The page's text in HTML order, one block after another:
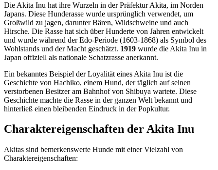
Die Akita Inu hat ihre Wurzeln in der Präfektur Akita, im Norden
Japans. Diese Hunderasse wurde ursprünglich verwendet, um
Großwild zu jagen, darunter Bären, Wildschweine und auch
Hirsche. Die Rasse hat sich über Hunderte von Jahren entwickelt
und wurde während der Edo-Periode (1603-1868) als Symbol des
Wohlstands und der Macht geschätzt. 1919 wurde die Akita Inu in
Japan offiziell als nationale Schatzrasse anerkannt.
Ein bekanntes Beispiel der Loyalität eines Akita Inu ist die
Geschichte von Hachiko, einem Hund, der täglich auf seinen
verstorbenen Besitzer am Bahnhof von Shibuya wartete. Diese
Geschichte machte die Rasse in der ganzen Welt bekannt und
hinterließ einen bleibenden Eindruck in der Popkultur.
Charaktereigenschaften der Akita Inu
Akitas sind bemerkenswerte Hunde mit einer Vielzahl von
Charaktereigenschaften: